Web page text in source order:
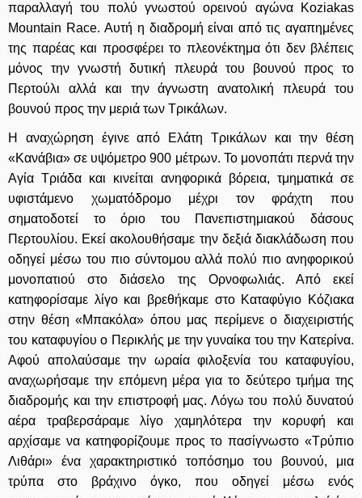
παραλλαγή του πολύ γνωστού ορεινού αγώνα Koziakas
Mountain Race. Αυτή η διαδρομή είναι από τις αγαπημένες
της παρέας και προσφέρει το πλεονέκτημα ότι δεν βλέπεις
μόνος την γνωστή δυτική πλευρά του βουνού προς το
Περτούλι αλλά και την άγνωστη ανατολική πλευρά του
βουνού προς την μεριά των Τρικάλων.
Η αναχώρηση έγινε από Ελάτη Τρικάλων και την θέση
«Κανάβια» σε υψόμετρο 900 μέτρων. Το μονοπάτι περνά την
Αγία Τριάδα και κινείται ανηφορικά βόρεια, τμηματικά σε
υφιστάμενο χωματόδρομο μέχρι τον φράχτη που
σηματοδοτεί το όριο του Πανεπιστημιακού δάσους
Περτουλίου. Εκεί ακολουθήσαμε την δεξιά διακλάδωση που
οδηγεί μέσω του πιο σύντομου αλλά πολύ πιο ανηφορικού
μονοπατιού στο διάσελο της Ορνοφωλιάς. Από εκεί
κατηφορίσαμε λίγο και βρεθήκαμε στο Καταφύγιο Κόζιακα
στην θέση «Μπακόλα» όπου μας περίμενε ο διαχειριστής
του καταφυγίου ο Περικλής με την γυναίκα του την Κατερίνα.
Αφού απολαύσαμε την ωραία φιλοξενία του καταφυγίου,
αναχωρήσαμε την επόμενη μέρα για το δεύτερο τμήμα της
διαδρομής και την επιστροφή μας. Λόγω του πολύ δυνατού
αέρα τραβερσάραμε λίγο χαμηλότερα την κορυφή και
αρχίσαμε να κατηφορίζουμε προς το πασίγνωστο «Τρύπιο
Λιθάρι» ένα χαρακτηριστικό τοπόσημο του βουνού, μια
τρύπα στο βράχινο όγκο, που οδηγεί μέσω ενός